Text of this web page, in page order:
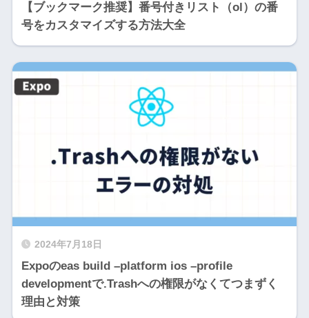
【ブックマーク推奨】番号付きリスト（ol）の番
号をカスタマイズする方法大全
2024年7月18日
Expoのeas build –platform ios –profile
developmentで.Trashへの権限がなくてつまずく
理由と対策